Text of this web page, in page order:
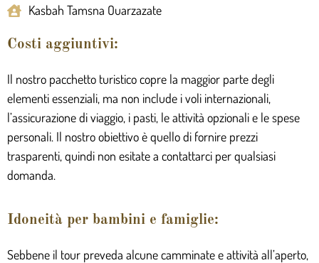
Kasbah Tamsna Ouarzazate
Costi aggiuntivi:
Il nostro pacchetto turistico copre la maggior parte degli
elementi essenziali, ma non include i voli internazionali,
l’assicurazione di viaggio, i pasti, le attività opzionali e le spese
personali. Il nostro obiettivo è quello di fornire prezzi
trasparenti, quindi non esitate a contattarci per qualsiasi
domanda.
Idoneità per bambini e famiglie:
Sebbene il tour preveda alcune camminate e attività all’aperto,